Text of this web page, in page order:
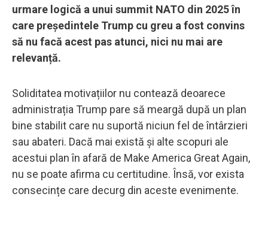
urmare logică a unui summit NATO din 2025 în
care președintele Trump cu greu a fost convins
să nu facă acest pas atunci, nici nu mai are
relevanță.
Soliditatea motivațiilor nu contează deoarece
administrația Trump pare să meargă după un plan
bine stabilit care nu suportă niciun fel de întârzieri
sau abateri. Dacă mai există și alte scopuri ale
acestui plan în afară de Make America Great Again,
nu se poate afirma cu certitudine. Însă, vor exista
consecințe care decurg din aceste evenimente.